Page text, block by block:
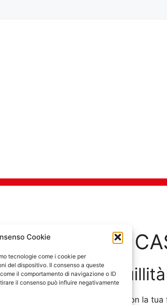
Cookie
tecnologie come i cookie per
del dispositivo. Il consenso a queste
il comportamento di navigazione o ID
il consenso può influire negativamente
PER LA
Goditi in
Goditi in serenità la tua casa con la